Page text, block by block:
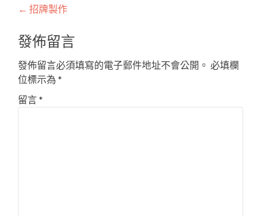
Post
navigation
← 招牌製作
發佈留言
發佈留言必須填寫的電子郵件地址不會公開。 必填欄
位標示為 *
留言*